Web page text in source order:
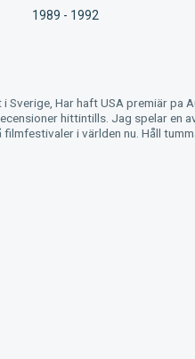
1989 - 1992
Sverige, Har haft USA premiär pa
hittintills. Jag spelar en
i världen nu. Håll